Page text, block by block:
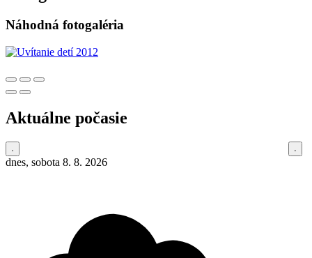
Náhodná fotogaléria
Aktuálne počasie
dnes, sobota 8. 8. 2026